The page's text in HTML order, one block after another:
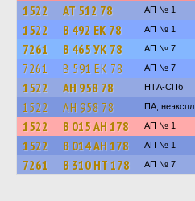
1522 АТ 512 78 АП № 1
1522 В 492 ЕК 78 АП № 1
7261 В 465 УК 78 АП № 7
7261 В 591 ЕК 78 АП № 7
1522 АН 958 78 НТА-СПб
1522 АН 958 78 ПА, неэкспл.
1522 В 015 АН 178 АП № 1
1522 В 014 АН 178 АП № 1
7261 В 310 НТ 178 АП № 7